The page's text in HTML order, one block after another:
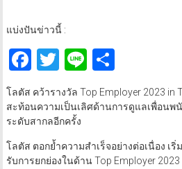
แบ่งปันข่าวนี้ :
Facebook
Twitter
LineShare
โลตัส คว้ารางวัล Top Employer 2023 in
สะท้อนความเป็นเลิศด้านการดูแลเพื่อนพ
ระดับสากลอีกครั้ง
โลตัส ตอกย้ำความสำเร็จอย่างต่อเนื่อง เ
รับการยกย่องในด้าน Top Employer